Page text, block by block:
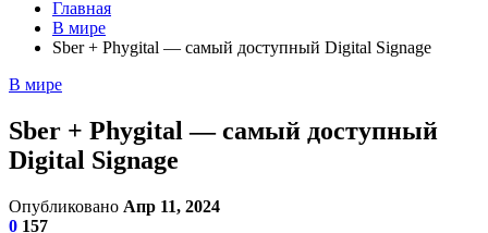
Главная
В мире
Sber + Phygital — самый доступный Digital Signage
В мире
Sber + Phygital — самый доступный
Digital Signage
Опубликовано Апр 11, 2024
0 157